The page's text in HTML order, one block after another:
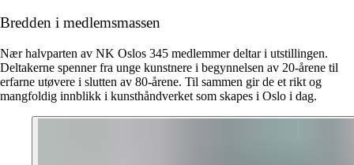
Bredden i medlemsmassen
Nær halvparten av NK Oslos 345 medlemmer deltar i utstillingen.
Deltakerne spenner fra unge kunstnere i begynnelsen av 20-årene til
erfarne utøvere i slutten av 80-årene. Til sammen gir de et rikt og
mangfoldig innblikk i kunsthåndverket som skapes i Oslo i dag.